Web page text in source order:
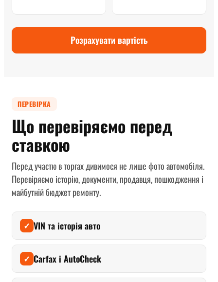
Розрахувати вартість
ПЕРЕВІРКА
Що перевіряємо перед
ставкою
Перед участю в торгах дивимося не лише фото автомобіля.
Перевіряємо історію, документи, продавця, пошкодження і
майбутній бюджет ремонту.
✓ VIN та історія авто
✓ Carfax і AutoCheck